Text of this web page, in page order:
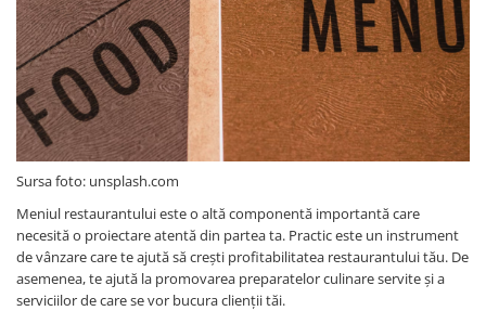
Sursa foto: unsplash.com
Meniul restaurantului este o altă componentă importantă care
necesită o proiectare atentă din partea ta. Practic este un instrument
de vânzare care te ajută să crești profitabilitatea restaurantului tău. De
asemenea, te ajută la promovarea preparatelor culinare servite și a
serviciilor de care se vor bucura clienții tăi.